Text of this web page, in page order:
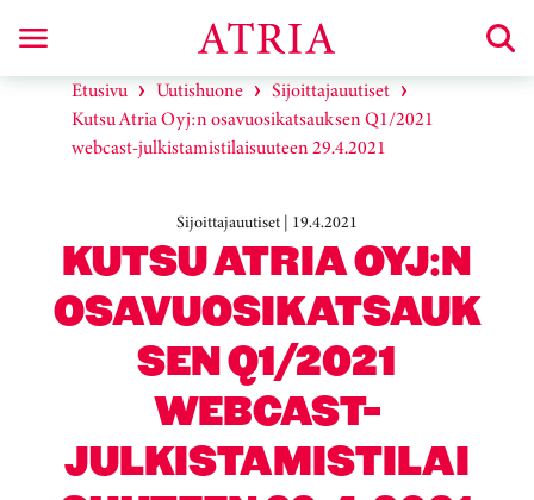
Etusivu Uutishuone
Sijoittajauutiset
Kutsu Atria Oyj:n osavuosikatsauksen Q1/2021
webcast-julkistamistilaisuuteen 29.4.2021
Sijoittajauutiset | 19.4.2021
KUTSU ATRIA OYJ:N
OSAVUOSIKATSAUK
SEN Q1/2021
WEBCAST-
JULKISTAMISTILAI